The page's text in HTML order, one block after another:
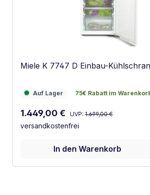
Miele K 7747 D Einbau-
Auf Lager
Auf Lager 75€ Rabatt im
75€ Rabatt im
Verkaufspreis:
1.449,00 € Regulärer Preis:
UVP: 1.699,00 €
versandkostenfrei
In den Warenkorb